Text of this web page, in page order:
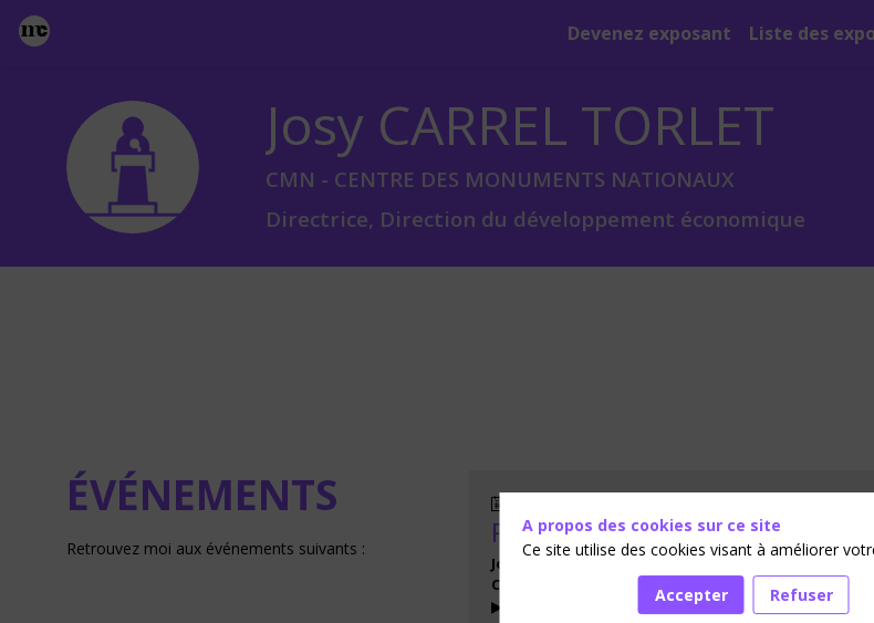
Devenez exposant Liste des
JCT
Josy CARREL TORLET
CMN - CENTRE DES MONUMENTS NATIONAUX
Directrice, Direction du développement économique
ÉVÉNEMENTS
Retrouvez moi aux événements suivants : Patrimoine : diversifier les
Josy CMN - CENTRE DES
CHAMBORD
HUGOUNENQ INDÉPENDANTE
A propos des cookies sur ce site
Ce site utilise des cookies visant à améliorer
Accepter Refuser